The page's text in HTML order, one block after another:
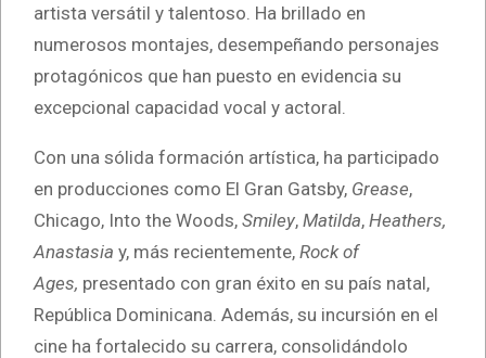
artista versátil y talentoso. Ha brillado en
numerosos montajes, desempeñando personajes
protagónicos que han puesto en evidencia su
excepcional capacidad vocal y actoral.
Con una sólida formación artística, ha participado
en producciones como El Gran Gatsby, Grease,
Chicago, Into the Woods, Smiley, Matilda, Heathers,
Anastasia y, más recientemente, Rock of
Ages, presentado con gran éxito en su país natal,
República Dominicana. Además, su incursión en el
cine ha fortalecido su carrera, consolidándolo